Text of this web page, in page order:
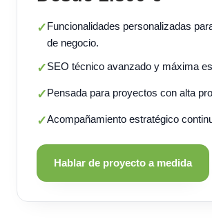
✓Funcionalidades personalizadas
de negocio.
✓SEO técnico avanzado y máxima
✓Pensada para proyectos con alta
✓Acompañamiento estratégico
Hablar de proyecto a medida